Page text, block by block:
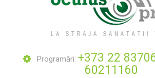
Programări: +373 22
60211160